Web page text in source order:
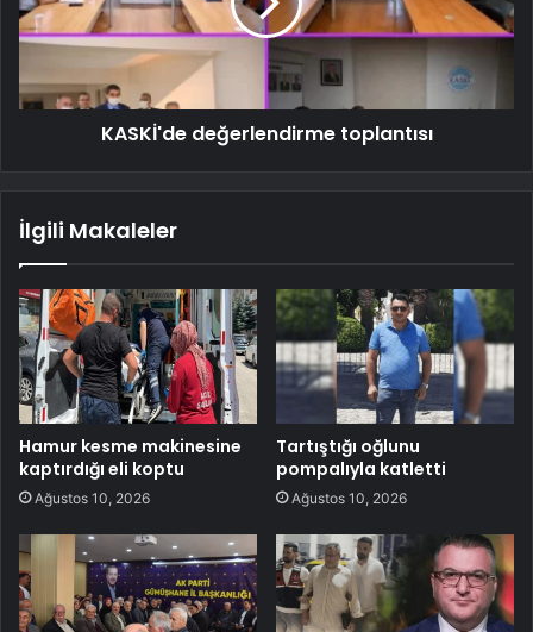
KASKİ'de değerlendirme toplantısı
İlgili Makaleler
Hamur kesme makinesine
kaptırdığı eli koptu
Ağustos 10, 2026
Tartıştığı oğlunu
pompalıyla katletti
Ağustos 10, 2026